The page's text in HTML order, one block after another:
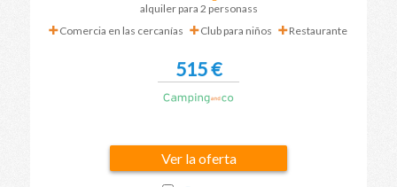
alquiler para 2 personass
Comercia en las cercanías
Club para niños Restaurante
515 €
Ver la oferta